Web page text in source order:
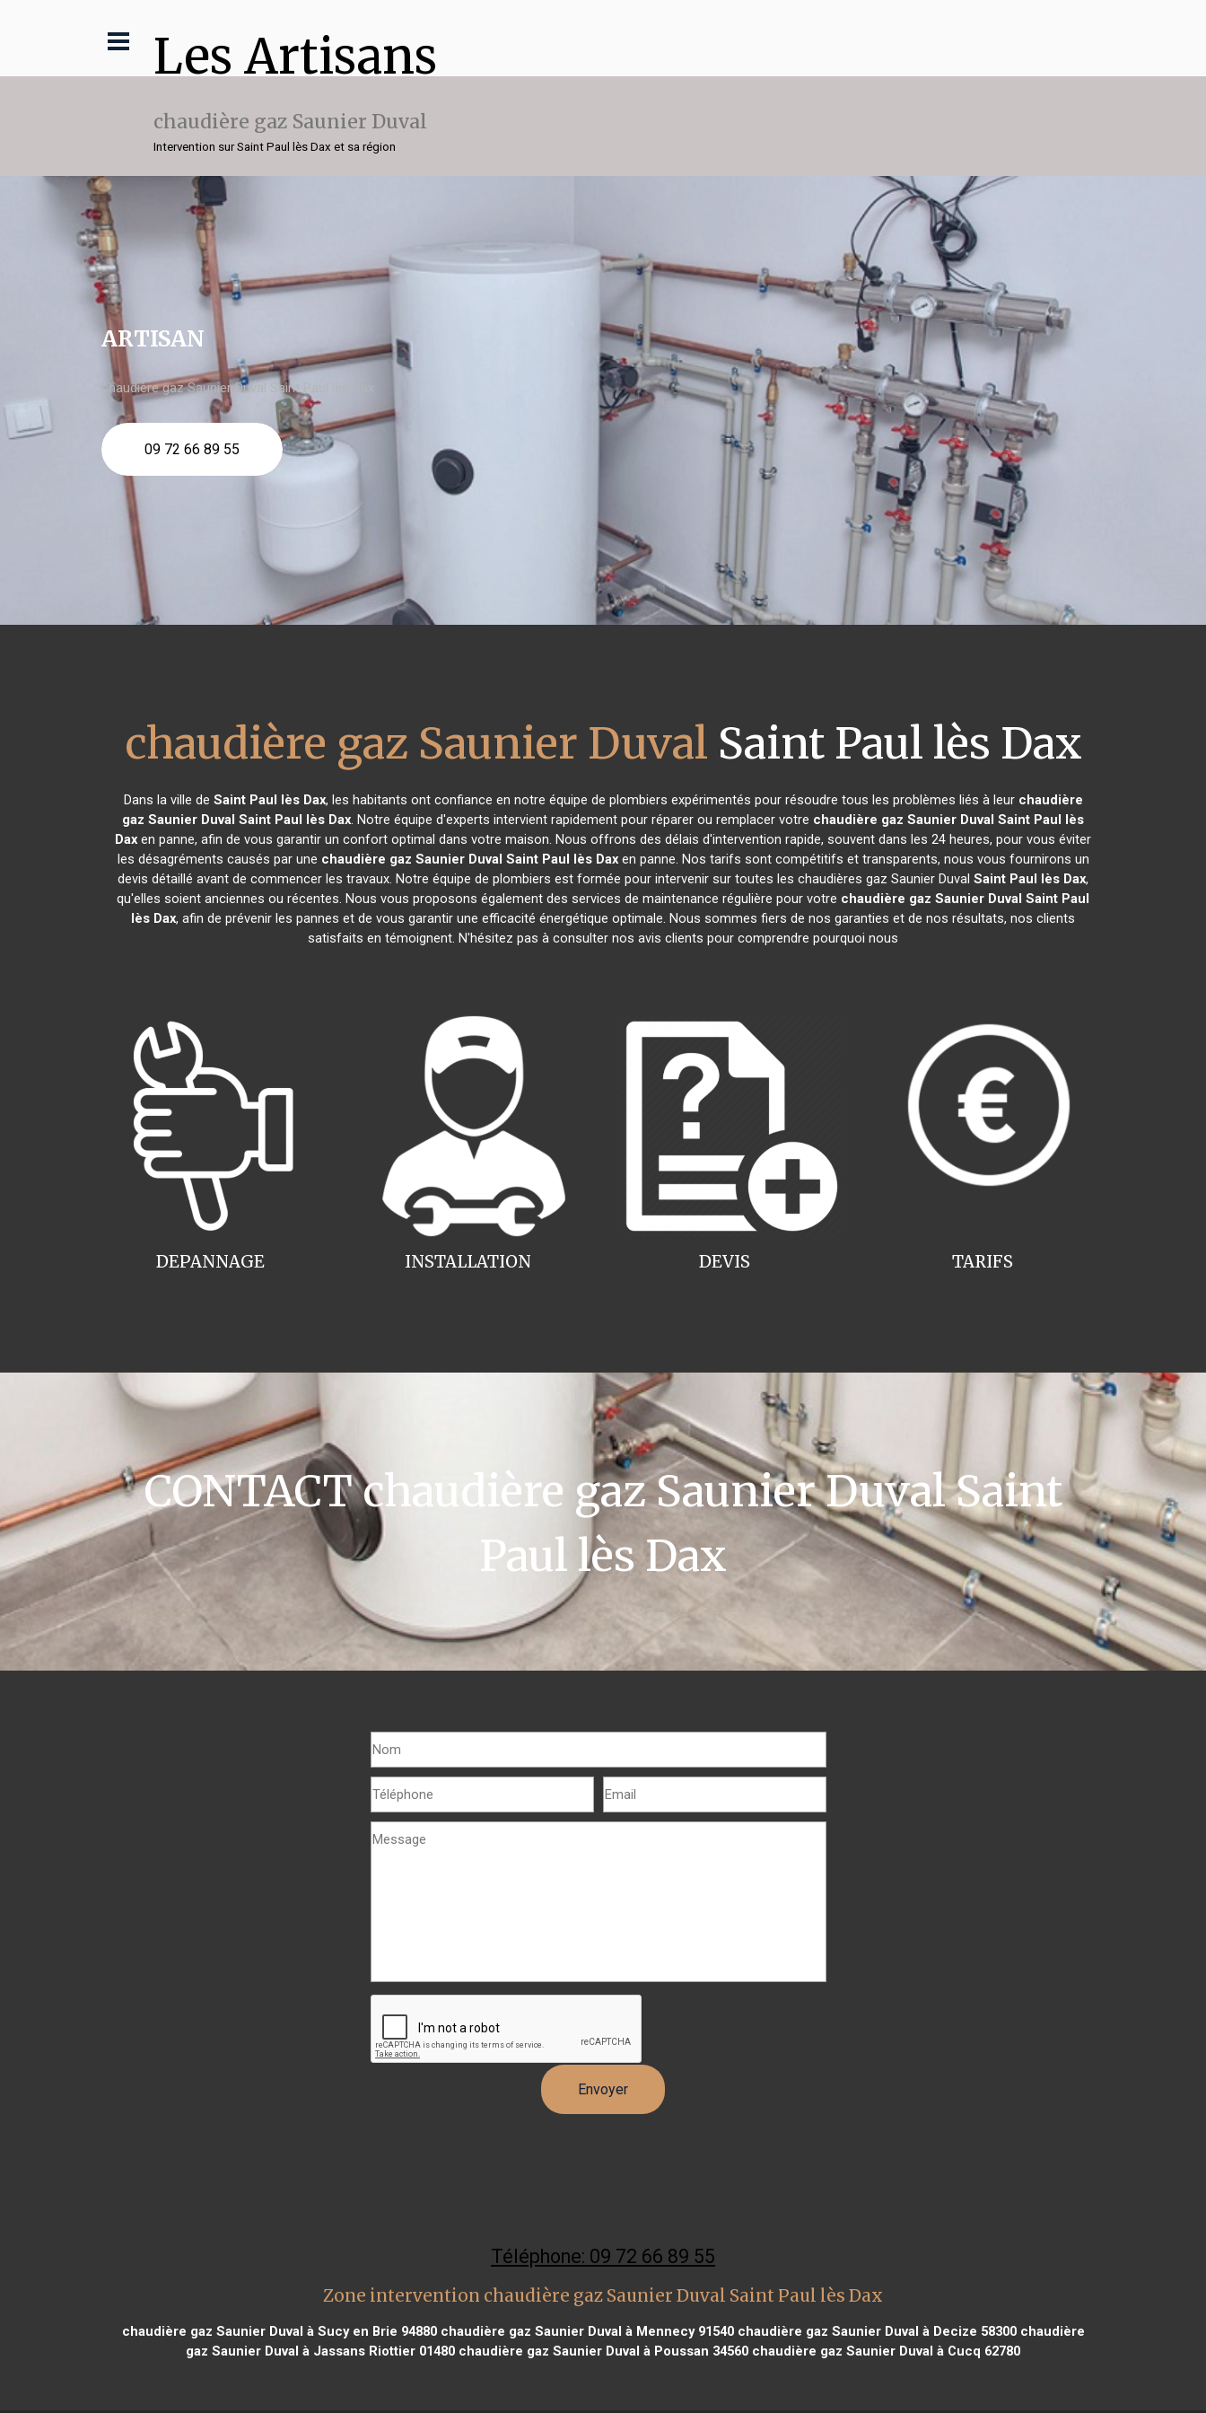
Les Artisans
chaudière gaz Saunier Duval
Intervention sur Saint Paul lès Dax et sa région
ARTISAN
chaudière gaz Saunier Duval Saint Paul lès Dax
09 72 66 89 55
chaudière gaz Saunier Duval Saint Paul lès Dax
Dans la ville de Saint Paul lès Dax, les habitants ont confiance en notre équipe de plombiers expérimentés pour résoudre tous les problèmes liés à leur chaudière
gaz Saunier Duval Saint Paul lès Dax. Notre équipe d'experts intervient rapidement pour réparer ou remplacer votre chaudière gaz Saunier Duval Saint Paul lès
Dax en panne, afin de vous garantir un confort optimal dans votre maison. Nous offrons des délais d'intervention rapide, souvent dans les 24 heures, pour vous éviter
les désagréments causés par une chaudière gaz Saunier Duval Saint Paul lès Daxen panne. Nos tarifs sont compétitifs et transparents, nous vous fournirons un
devis détaillé avant de commencer les travaux. Notre équipe de plombiers est formée pour intervenir sur toutes les chaudières gaz Saunier Duval Saint Paul lès Dax,
qu'elles soient anciennes ou récentes. Nous vous proposons également des services de maintenance régulière pour votre chaudière gaz Saunier Duval Saint Paul
lès Dax, afin de prévenir les pannes et de vous garantir une efficacité énergétique optimale. Nous sommes fiers de nos garanties et de nos résultats, nos clients
satisfaits en témoignent. N'hésitez pas à consulter nos avis clients pour comprendre pourquoi nous
INSTALLATION
DEPANNAGE TARIFS
DEVIS
CONTACT chaudière gaz Saunier Duval Saint
Paul lès Dax
Téléphone: 09 72 66 89 55
Zone intervention chaudière gaz Saunier Duval Saint Paul lès Dax
chaudière gaz Saunier Duval à Sucy en Brie 94880chaudière gaz Saunier Duval à Mennecy 91540chaudière gaz Saunier Duval à Decize 58300chaudière
gaz Saunier Duval à Jassans Riottier 01480 chaudière gaz Saunier Duval à Poussan 34560 chaudière gaz Saunier Duval à Cucq 62780